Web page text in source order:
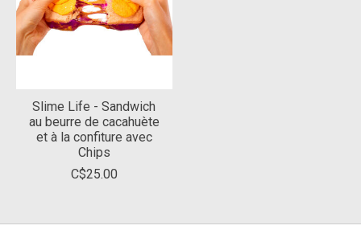
Slime Life - Sandwich
au beurre de cacahuète
et à la confiture avec
Chips
C$25.00